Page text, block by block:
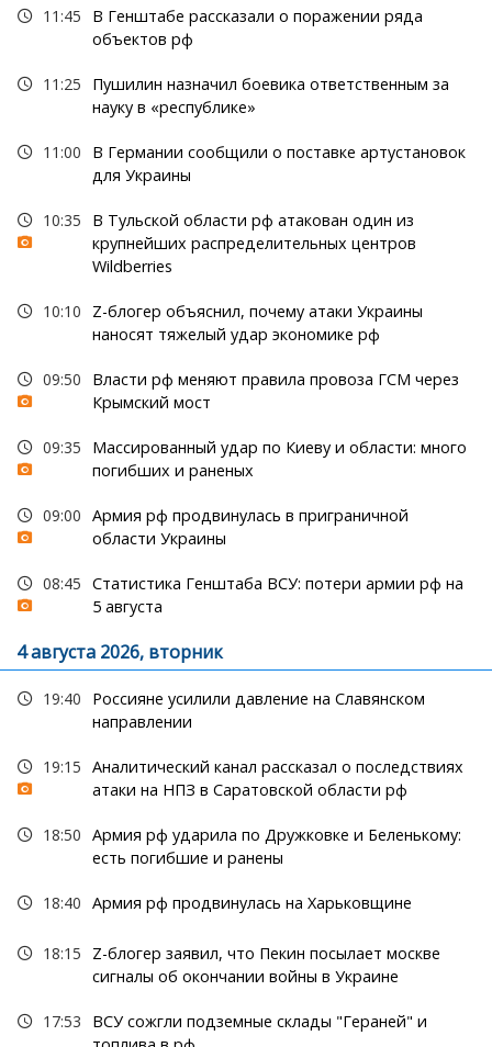
11:45
В Генштабе рассказали о поражении ряда
объектов рф
11:25
Пушилин назначил боевика ответственным за
науку в «республике»
11:00
В Германии сообщили о поставке артустановок
для Украины
10:35
В Тульской области рф атакован один из
крупнейших распределительных центров
Wildberries
10:10
Z-блогер объяснил, почему атаки Украины
наносят тяжелый удар экономике рф
09:50
Власти рф меняют правила провоза ГСМ через
Крымский мост
09:35
Массированный удар по Киеву и области: много
погибших и раненых
09:00 Армия рф продвинулась в приграничной
области Украины
08:45 Статистика Генштаба ВСУ: потери армии рф на
5 августа
4 августа 2026, вторник
19:40
Россияне усилили давление на Славянском
направлении
19:15 Аналитический канал рассказал о последствиях
атаки на НПЗ в Саратовской области рф
18:50 Армия рф ударила по Дружковке и Беленькому:
есть погибшие и ранены
18:40 Армия рф продвинулась на Харьковщине
18:15
Z-блогер заявил, что Пекин посылает москве
сигналы об окончании войны в Украине
17:53
ВСУ сожгли подземные склады "Гераней" и